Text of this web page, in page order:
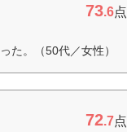
73.6点
た。（50代／女性）
72.7点